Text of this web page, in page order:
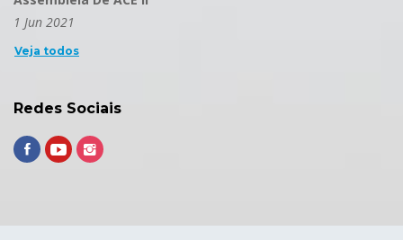
1 Jun 2021
Veja todos
Redes Sociais